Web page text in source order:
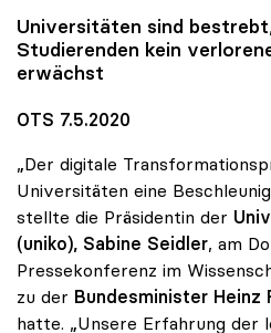
Universitäten sind
Studierenden kein
erwächst
OTS 7.5.2020
„Der digitale
Universitäten eine
stellte die Präsidentin der
(uniko), Sabine Seidler, am
Pressekonferenz im
zu der Bundesminister Heinz
hatte. „Unsere Erfahrung der